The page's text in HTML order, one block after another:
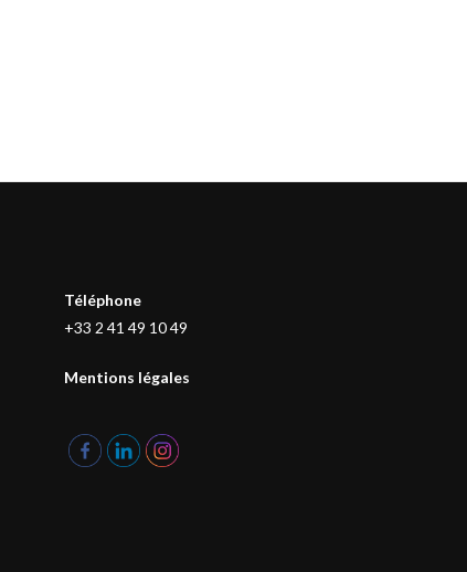
Téléphone
+33 2 41 49 10 49
Mentions légales